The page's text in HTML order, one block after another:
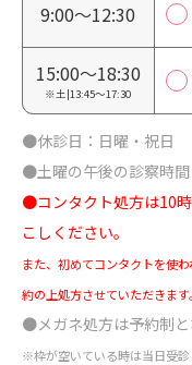
9:00～12:30
15:00～18:30
※土|13:45～17:30
●休診日：日曜・祝日
●土曜の午後の診察時間
●コンタクト処方は10
こしください。
また、初めてコンタクトを使
約の上処方させていただきます。
●メガネ処方は予約制と
※枠が空いている時は当日受